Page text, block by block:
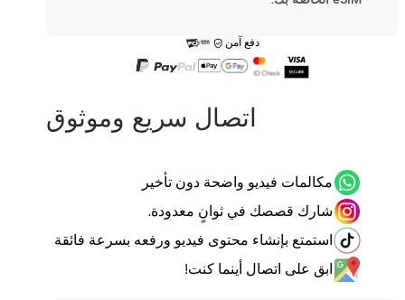
اتصال سريع وموثوق
مكالمات فيديو واضحة دون تأخير
شارك قصصك في ثوانٍ معدودة.
استمتع بإنشاء محتوى فيديو ورفعه بسرعة فائقة
ابق على اتصال أينما كنت!